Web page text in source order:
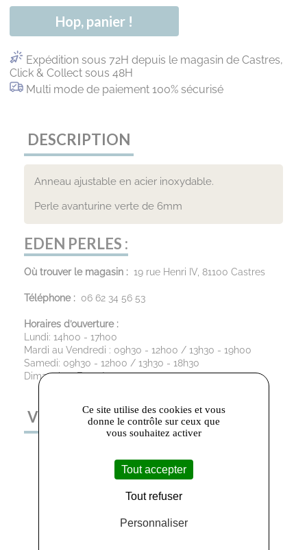
Hop, panier !
Expédition sous 72H depuis le magasin de Castres,
Click & Collect sous 48H
Multi mode de paiement 100% sécurisé
DESCRIPTION
Anneau ajustable en acier inoxydable.
Perle avanturine verte de 6mm
EDEN PERLES :
Où trouver le magasin : 19 rue Henri IV, 81100 Castres
Téléphone : 06 62 34 56 53
Horaires d’ouverture :
Lundi: 14h00 - 17h00
Mardi au Vendredi : 09h30 - 12h00 / 13h30 - 19h00
Samedi: 09h30 - 12h00 / 13h30 - 18h30
Dimanche : Fermé
VOUS AIMEREZ AUSSI
Ce site utilise des cookies et vous
donne le contrôle sur ceux que
vous souhaitez activer
Tout accepter
Tout refuser
Personnaliser